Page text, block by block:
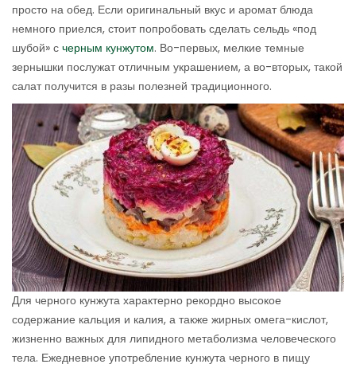
просто на обед. Если оригинальный вкус и аромат блюда
немного приелся, стоит попробовать сделать сельдь «под
шубой» с черным кунжутом. Во-первых, мелкие темные
зернышки послужат отличным украшением, а во-вторых, такой
салат получится в разы полезней традиционного.
Для черного кунжута характерно рекордно высокое
содержание кальция и калия, а также жирных омега-кислот,
жизненно важных для липидного метаболизма человеческого
тела. Ежедневное употребление кунжута черного в пищу